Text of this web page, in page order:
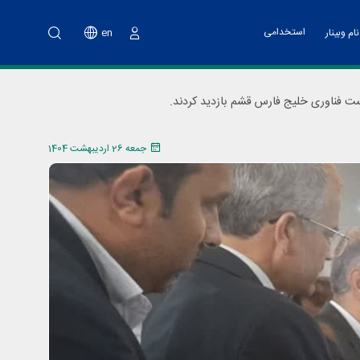
فناوری و پشتیبانی
وبینار
دوم پویش ملی نو آفرین صنعت ساز
تانا
استخدامی en
فناوری خلیج فارس قشم بازدید کردند.
جمعه 26 اردیبهشت 1404